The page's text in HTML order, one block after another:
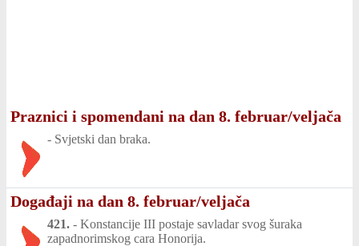
Praznici i spomendani na dan 8. februar/veljača
- Svjetski dan braka.
Događaji na dan 8. februar/veljača
421. - Konstancije III postaje savladar svog šuraka
zapadnorimskog cara Honorija.